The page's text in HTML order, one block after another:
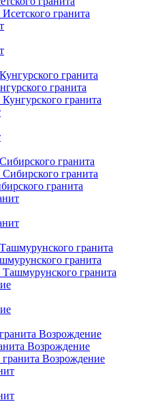
гранита
гранита
гранита
Кунгурского гранита
гранита
Сибирского гранита
гранита
гранита
гранита
Ташмурунского гранита
Возрождение
Возрождение
гранита Возрождение